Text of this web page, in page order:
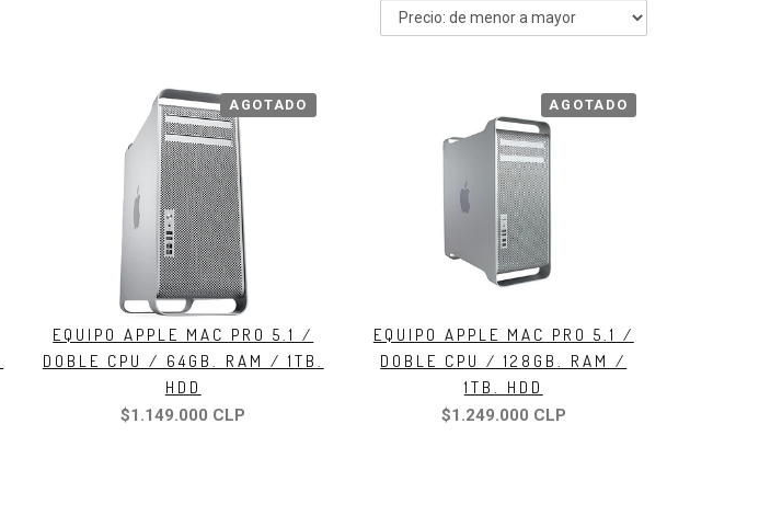
AGOTADO
EQUIPO APPLE MAC PRO 5.1 /
DOBLE CPU / 64GB. RAM / 1TB.
HDD
$1.149.000 CLP
AGOTADO
EQUIPO APPLE MAC PRO 5.1 /
DOBLE CPU / 128GB. RAM /
1TB. HDD
$1.249.000 CLP